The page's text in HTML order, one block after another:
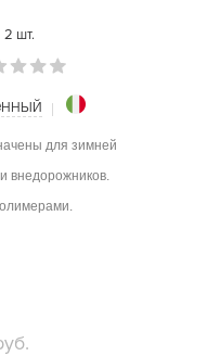
2 шт.
для зимней
внедорожников.